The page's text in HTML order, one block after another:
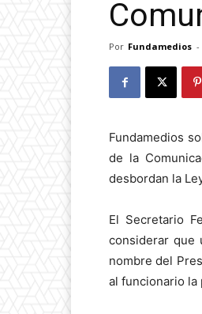
Por Fundamedios -
Fundamedios
de la
desbordan la
El Secretario
considerar que
nombre del
al funcionario